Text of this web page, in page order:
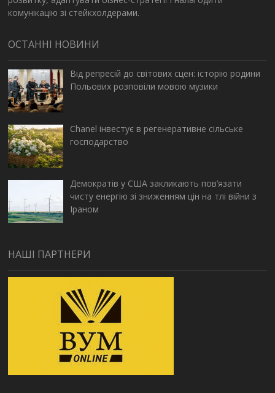
комунікацію зі стейкхолдерами.
ОСТАННІ НОВИНИ
Від репресій до світових сцен: історію родини
Польових розповіли мовою музики
Chanel інвестує в регенеративне сільське
господарство
Демократів у США закликають пов’язати
чисту енергію зі зниженням цін на тлі війни з
Іраном
НАШІ ПАРТНЕРИ